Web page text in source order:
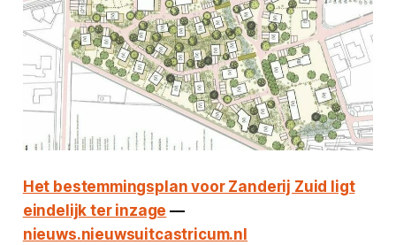
Het bestemmingsplan voor Zanderij Zuid ligt
eindelijk ter inzage —
nieuws.nieuwsuitcastricum.nl